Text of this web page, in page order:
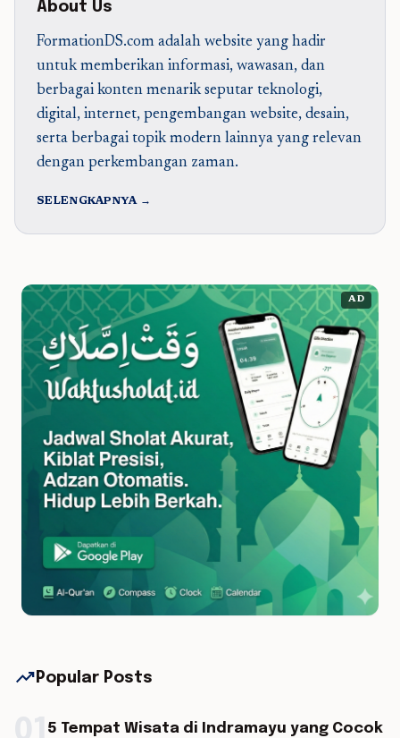
About Us
FormationDS.com adalah website yang hadir
untuk memberikan informasi, wawasan, dan
berbagai konten menarik seputar teknologi,
digital, internet, pengembangan website, desain,
serta berbagai topik modern lainnya yang relevan
dengan perkembangan zaman.
SELENGKAPNYA →
AD
trending_up Popular Posts
5 Tempat Wisata di Indramayu yang Cocok